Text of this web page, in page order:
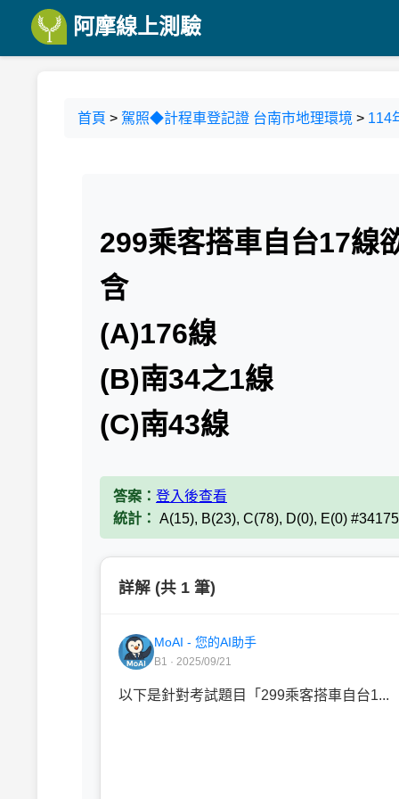
阿摩線上測驗
首頁 > 駕照◆計程車登記證 台南市地理環境 > 114
299乘客搭車自台17線
含
(A)176線
(B)南34之1線
(C)南43線
答案： 登入後查看
統計： A(15), B(23), C(78), D(0), E(0)
詳解 (共 1 筆)
MoAI - 您的AI助手
B1 · 2025/09/21
以下是針對考試題目「299乘客搭車自台1...